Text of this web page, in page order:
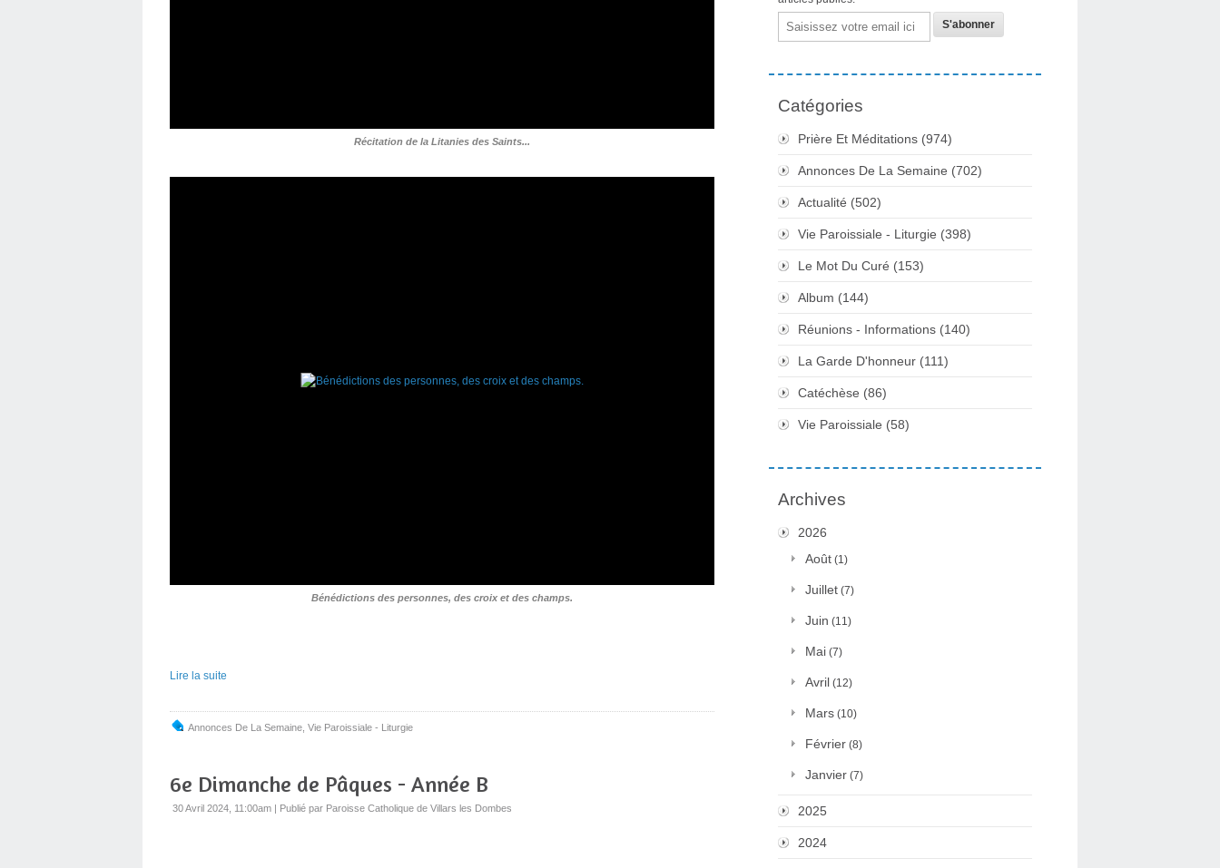
Récitation de la Litanies des Saints...
Bénédictions des personnes, des croix et des champs.
Lire la suite
Annonces De La Semaine Vie Paroissiale - Liturgie
6e Dimanche de Pâques - Année B
30 Avril 2024, 11:00am | Publié par Paroisse Catholique de Villars les Dombes
Email
Catégories
Prière Et Méditations (974)
Annonces De La Semaine (702)
Actualité (502)
Vie Paroissiale - Liturgie (398)
Le Mot Du Curé (153)
Album (144)
Réunions - Informations (140)
La Garde D'honneur (111)
Catéchèse (86)
Vie Paroissiale (58)
Archives
2026
Août (1)
Juillet (7)
Juin (11)
Mai (7)
Avril (12)
Mars (10)
Février (8)
Janvier (7)
2025
2024